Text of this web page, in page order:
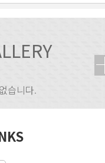
습니다.